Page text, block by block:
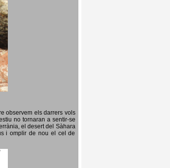
observem els darrers vols
no tornaran a sentir-se
el desert del Sàhara
i omplir de nou el cel de